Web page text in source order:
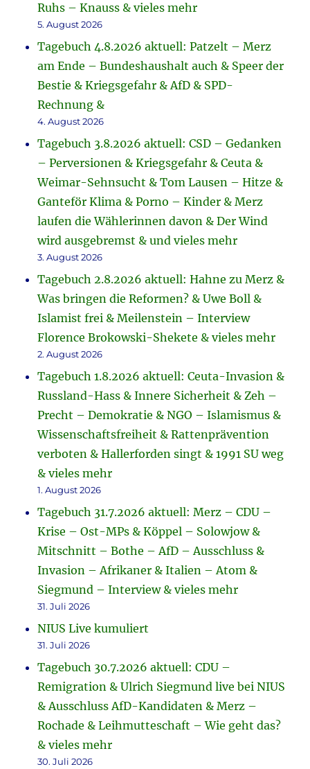
Ruhs – Knauss & vieles mehr
5. August 2026
Tagebuch 4.8.2026 aktuell: Patzelt – Merz
am Ende – Bundeshaushalt auch & Speer der
Bestie & Kriegsgefahr & AfD & SPD-
Rechnung &
4. August 2026
Tagebuch 3.8.2026 aktuell: CSD – Gedanken
– Perversionen & Kriegsgefahr & Ceuta &
Weimar-Sehnsucht & Tom Lausen – Hitze &
Ganteför Klima & Porno – Kinder & Merz
laufen die Wählerinnen davon & Der Wind
wird ausgebremst & und vieles mehr
3. August 2026
Tagebuch 2.8.2026 aktuell: Hahne zu Merz &
Was bringen die Reformen? & Uwe Boll &
Islamist frei & Meilenstein – Interview
Florence Brokowski-Shekete & vieles mehr
2. August 2026
Tagebuch 1.8.2026 aktuell: Ceuta-Invasion &
Russland-Hass & Innere Sicherheit & Zeh –
Precht – Demokratie & NGO – Islamismus &
Wissenschaftsfreiheit & Rattenprävention
verboten & Hallerforden singt & 1991 SU weg
& vieles mehr
1. August 2026
Tagebuch 31.7.2026 aktuell: Merz – CDU –
Krise – Ost-MPs & Köppel – Solowjow &
Mitschnitt – Bothe – AfD – Ausschluss &
Invasion – Afrikaner & Italien – Atom &
Siegmund – Interview & vieles mehr
31. Juli 2026
NIUS Live kumuliert
31. Juli 2026
Tagebuch 30.7.2026 aktuell: CDU –
Remigration & Ulrich Siegmund live bei NIUS
& Ausschluss AfD-Kandidaten & Merz –
Rochade & Leihmutteschaft – Wie geht das?
& vieles mehr
30. Juli 2026